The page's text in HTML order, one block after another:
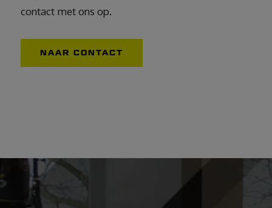
contact met ons op.
NAAR CONTACT